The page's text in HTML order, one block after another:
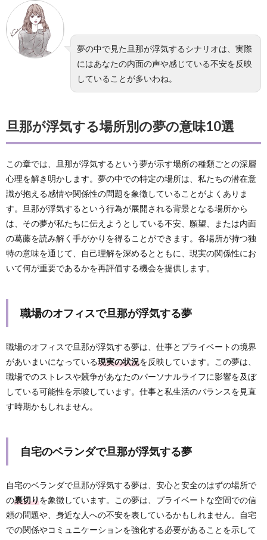
夢の中で見た旦那が浮気するシナリオは、実際
にはあなたの内面の声や感じている不安を反映
していることが多いわね。
旦那が浮気する場所別の夢の意味10選
この章では、旦那が浮気するという夢が示す場所の種類ごとの深層
心理を解き明かします。夢の中での特定の場所は、私たちの潜在意
識が抱える感情や関係性の問題を象徴していることがよくありま
す。旦那が浮気するという行為が展開される背景となる場所から
は、その夢が私たちに伝えようとしている不安、願望、または内面
の葛藤を読み解く手がかりを得ることができます。各場所が持つ独
特の意味を通じて、自己理解を深めるとともに、現実の関係性にお
いて何が重要であるかを再評価する機会を提供します。
職場のオフィスで旦那が浮気する夢
職場のオフィスで旦那が浮気する夢は、仕事とプライベートの境界
があいまいになっている現実の状況を反映しています。この夢は、
職場でのストレスや競争があなたのパーソナルライフに影響を及ぼ
している可能性を示唆しています。仕事と私生活のバランスを見直
す時期かもしれません。
自宅のベランダで旦那が浮気する夢
自宅のベランダで旦那が浮気する夢は、安心と安全のはずの場所で
の裏切りを象徴しています。この夢は、プライベートな空間での信
頼の問題や、身近な人への不安を表しているかもしれません。自宅
での関係やコミュニケーションを強化する必要があることを示して